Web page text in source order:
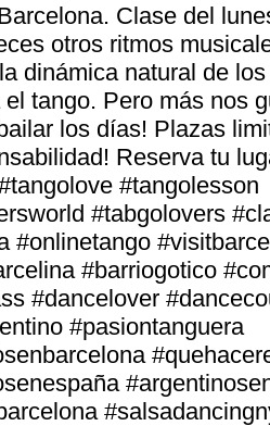
Clase del
otros ritmos
dinámica natural de
tango. Pero más nos
los días! Plazas
Reserva tu
#tangolesson
#tabgolovers
#onlinetango
#barriogotico
#dancelover
#pasiontanguera